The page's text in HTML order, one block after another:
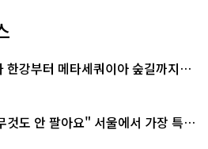
한강부터 메타세쿼이아 숲길까지…
것도 안 팔아요" 서울에서 가장 특별